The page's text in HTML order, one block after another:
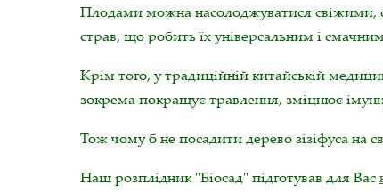
Плодами можна насолоджуватися свіжими,
страв, що робить їх універсальним і
Крім того, у традиційній китайській
зокрема покращує травлення, зміцнює
Тож чому б не посадити дерево зізіфуса на
Наш розплідник "Біосад" підготував для Вас